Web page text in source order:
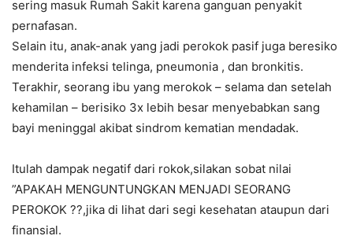
sering masuk Rumah Sakit karena ganguan penyakit
pernafasan.
Selain itu, anak-anak yang jadi perokok pasif juga beresiko
menderita infeksi telinga, pneumonia , dan bronkitis.
Terakhir, seorang ibu yang merokok – selama dan setelah
kehamilan – berisiko 3x lebih besar menyebabkan sang
bayi meninggal akibat sindrom kematian mendadak.
Itulah dampak negatif dari rokok,silakan sobat nilai
”APAKAH MENGUNTUNGKAN MENJADI SEORANG
PEROKOK ??,jika di lihat dari segi kesehatan ataupun dari
finansial.